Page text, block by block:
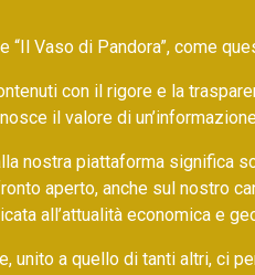
“Il Vaso di Pandora”, come
con il rigore e la
il valore di
nostra piattaforma significa
aperto, anche sul nostro
all’attualità economica e
unito a quello di tanti altri, ci